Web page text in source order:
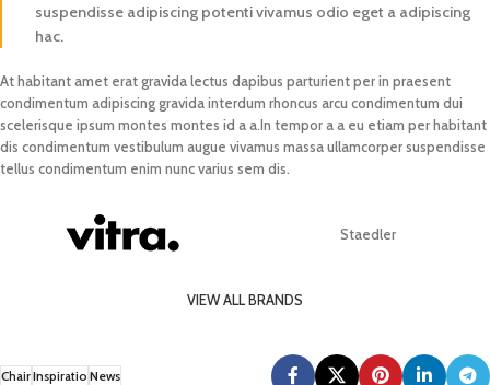
suspendisse adipiscing potenti vivamus odio eget a adipiscing
hac.
At habitant amet erat gravida lectus dapibus parturient per in praesent
condimentum adipiscing gravida interdum rhoncus arcu condimentum dui
scelerisque ipsum montes montes id a a.In tempor a a eu etiam per habitant
dis condimentum vestibulum augue vivamus massa ullamcorper suspendisse
tellus condimentum enim nunc varius sem dis.
Staedler
VIEW ALL BRANDS
ChairInspiratio News